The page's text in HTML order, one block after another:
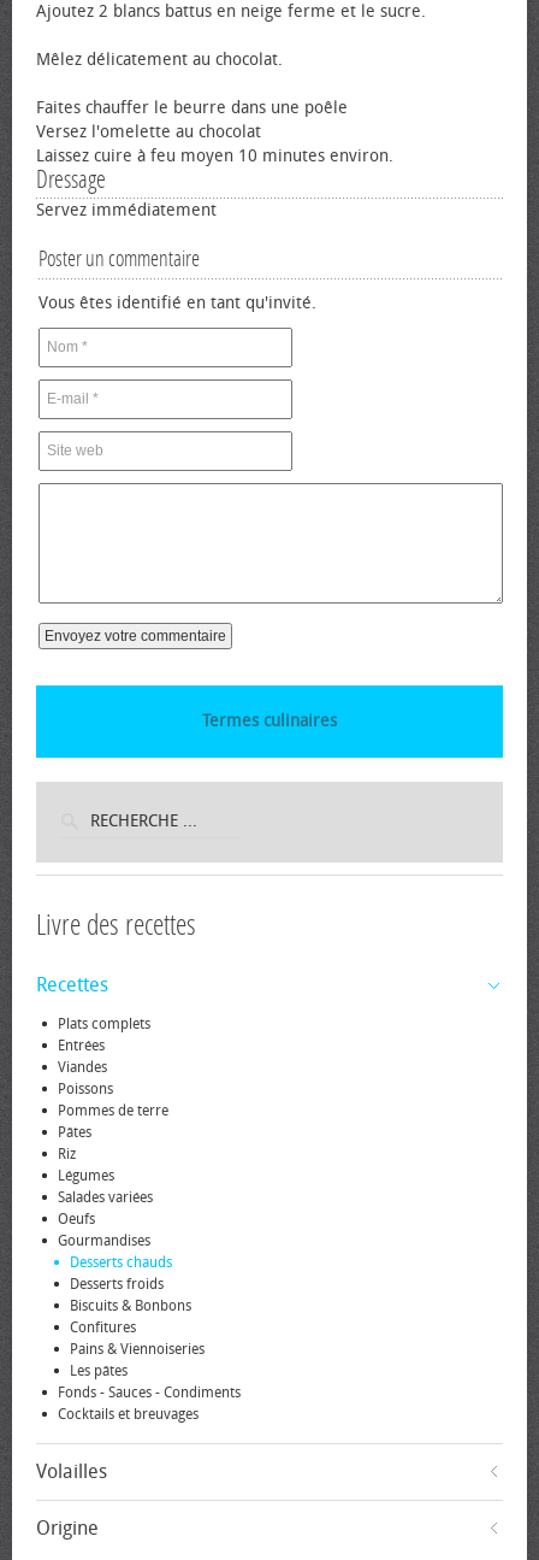
Ajoutez 2 blancs battus en neige ferme et le sucre.
Mêlez délicatement au chocolat.
Faites chauffer le beurre dans une poêle
Versez l'omelette au chocolat
Laissez cuire à feu moyen 10 minutes environ.
Dressage
Servez immédiatement
Poster un commentaire
Vous êtes identifié en tant qu'invité.
Termes culinaires
Livre des recettes
Recettes
Plats complets
Entrées
Viandes
Poissons
Pommes de terre
Pâtes
Riz
Légumes
Salades variées
Oeufs
Gourmandises
Desserts chauds
Desserts froids
Biscuits & Bonbons
Confitures
Pains & Viennoiseries
Les pâtes
Fonds - Sauces - Condiments
Cocktails et breuvages
Volailles
Origine